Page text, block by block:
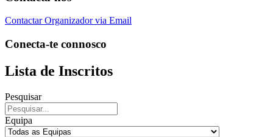
Contactar Organizador via Email
Conecta-te connosco
Lista de Inscritos
Pesquisar
Equipa